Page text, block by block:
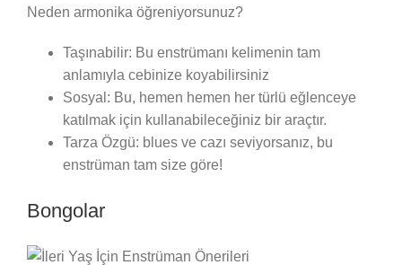
Neden armonika öğreniyorsunuz?
Taşınabilir: Bu enstrümanı kelimenin tam
anlamıyla cebinize koyabilirsiniz
Sosyal: Bu, hemen hemen her türlü eğlenceye
katılmak için kullanabileceğiniz bir araçtır.
Tarza Özgü: blues ve cazı seviyorsanız, bu
enstrüman tam size göre!
Bongolar